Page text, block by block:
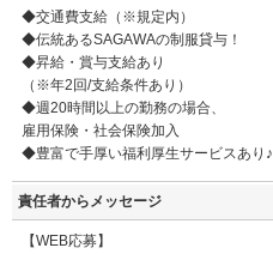
◆交通費支給（※規定内）
◆伝統あるSAGAWAの制服貸与！
◆昇給・賞与支給あり
（※年2回/支給条件あり）
◆週20時間以上の勤務の場合、
雇用保険・社会保険加入
◆豊富で手厚い福利厚生サービスあり♪
責任者からメッセージ
【WEB応募】